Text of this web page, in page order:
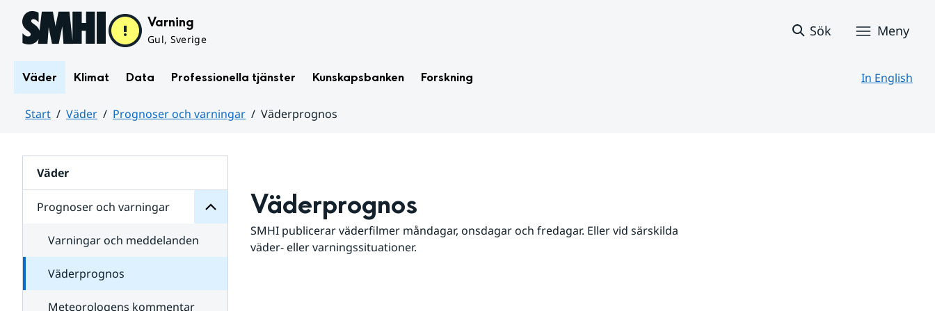
Hoppa till sidans innehåll Varning
Gul, Sverige
Sök Meny
Väder Klimat Data Professionella tjänster Kunskapsbanken Forskning In English
Start Väder Prognoser och varningar
Väderprognos
Väder
Prognoser och varningar
för
varningar
Varningar och meddelanden
Väderprognos
Meteorologens kommentar
Väderprognos
SMHI publicerar väderfilmer måndagar, onsdagar och fredagar. Eller vid särskilda
väder- eller varningssituationer.